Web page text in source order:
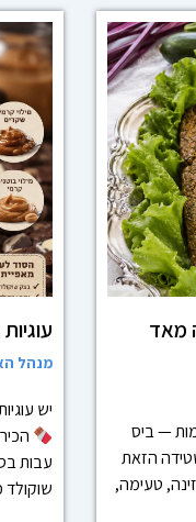
מאד
— ביס
הזאת
טעימה,
מנהל
יש
עבות
שוקולד